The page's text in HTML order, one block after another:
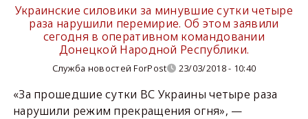
Украинские силовики за минувшие сутки четыре
раза нарушили перемирие. Об этом заявили
сегодня в оперативном командовании
Донецкой Народной Республики.
Служба новостей ForPost 23/03/2018 - 10:40
«За прошедшие сутки ВС Украины четыре раза
нарушили режим прекращения огня», —